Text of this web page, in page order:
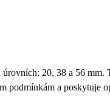
20, 38 a 56
podmínkám a poskytuje